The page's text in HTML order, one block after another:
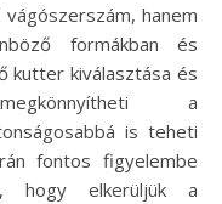
hanem
formákban és
kutter kiválasztása és
a
is teheti
fontos figyelembe
hogy elkerüljük a